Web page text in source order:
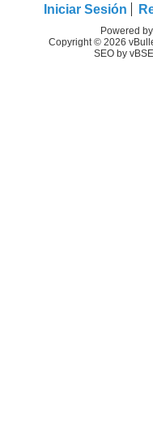
Iniciar Sesión
Powered
Copyright © 2026
SEO by